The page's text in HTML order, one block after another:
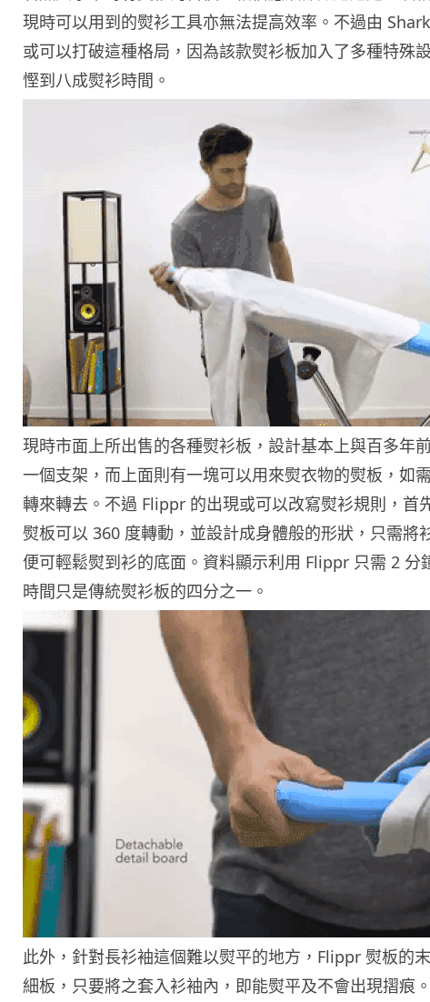
現時可以用到的熨衫工具亦無法提高效率。不過由
或可以打破這種格局，因為該款熨衫板加入了多種特殊
慳到八成熨衫時間。
現時市面上所出售的各種熨衫板，設計基本上與百多年
一個支架，而上面則有一塊可以用來熨衣物的熨板，如
轉來轉去。不過 Flippr 的出現或可以改寫熨衫規則，首
熨板可以 360 度轉動，並設計成身體般的形狀，只需將
便可輕鬆熨到衫的底面。資料顯示利用 Flippr 只需 2 分
時間只是傳統熨衫板的四分之一。
此外，針對長衫袖這個難以熨平的地方，Flippr 熨板的
細板，只要將之套入衫袖內，即能熨平及不會出現摺痕